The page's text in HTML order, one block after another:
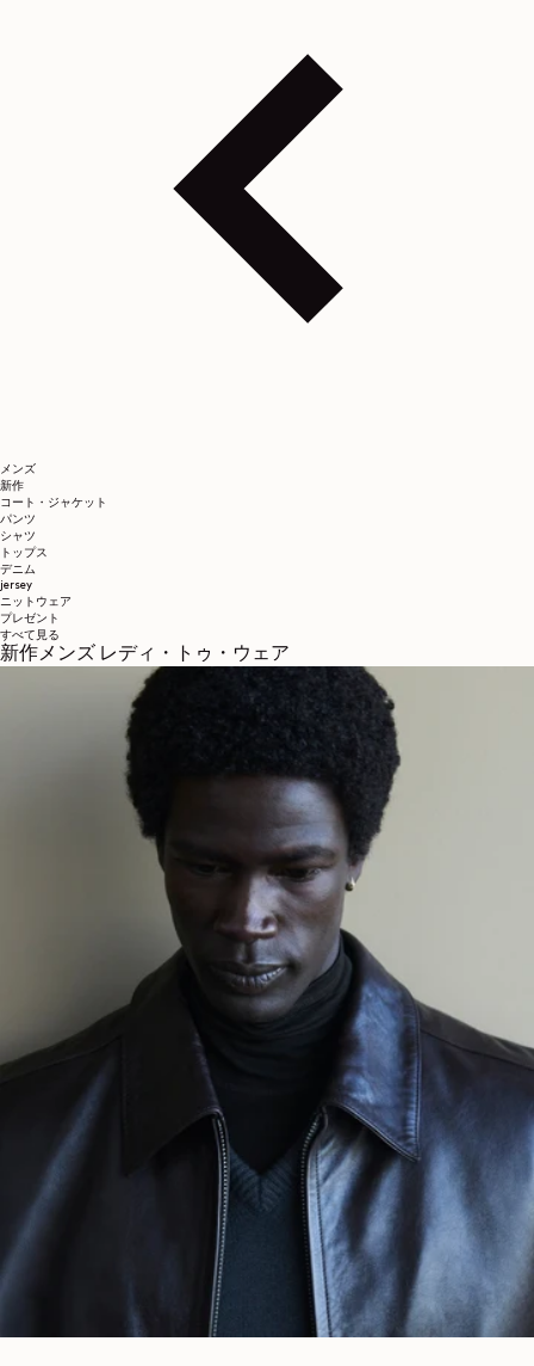
メンズ
新作
コート・ジャケット
パンツ
シャツ
トップス
デニム
jersey
ニットウェア
プレゼント
すべて見る
新作メンズ レディ・トゥ・ウェア